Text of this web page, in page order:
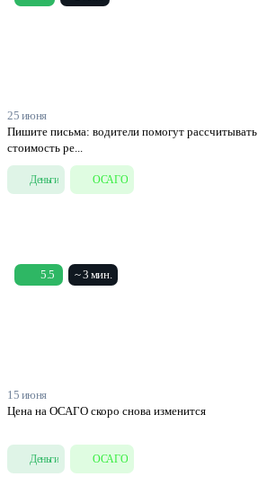
25 июня
Пишите письма: водители помогут рассчитывать
стоимость ре...
Деньги ОСАГО
5.5 ~ 3 мин.
15 июня
Цена на ОСАГО скоро снова изменится
Деньги ОСАГО